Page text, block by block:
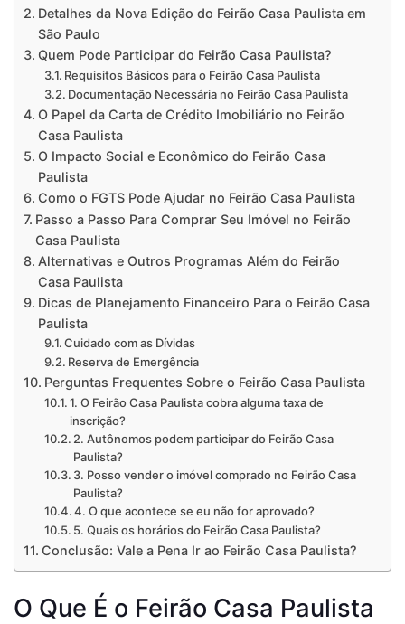
Detalhes da Nova Edição do Feirão Casa Paulista em
São Paulo
Quem Pode Participar do Feirão Casa Paulista?
Requisitos Básicos para o Feirão Casa Paulista
Documentação Necessária no Feirão Casa Paulista
O Papel da Carta de Crédito Imobiliário no Feirão
Casa Paulista
O Impacto Social e Econômico do Feirão Casa
Paulista
Como o FGTS Pode Ajudar no Feirão Casa Paulista
Passo a Passo Para Comprar Seu Imóvel no Feirão
Casa Paulista
Alternativas e Outros Programas Além do Feirão
Casa Paulista
Dicas de Planejamento Financeiro Para o Feirão Casa
Paulista
Cuidado com as Dívidas
Reserva de Emergência
Perguntas Frequentes Sobre o Feirão Casa Paulista
1. O Feirão Casa Paulista cobra alguma taxa de
inscrição?
2. Autônomos podem participar do Feirão Casa
Paulista?
3. Posso vender o imóvel comprado no Feirão Casa
Paulista?
4. O que acontece se eu não for aprovado?
5. Quais os horários do Feirão Casa Paulista?
Conclusão: Vale a Pena Ir ao Feirão Casa Paulista?
O Que É o Feirão Casa Paulista